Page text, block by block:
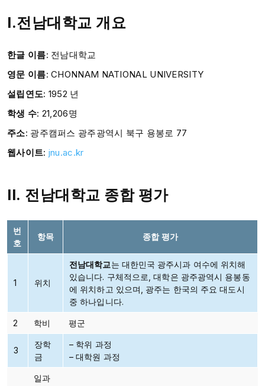
I.전남대학교 개요
한글 이름: 전남대학교
영문 이름:CHONNAM NATIONAL UNIVERSITY
설립연도: 1952 년
학생 수: 21,206명
주소: 광주캠퍼스 광주광역시 북구 용봉로 77
웹사이트: jnu.ac.kr
II. 전남대학교 종합 평가
번
호
항목 종합 평가
1 위치
전남대학교는 대한민국 광주시과 여수에 위치해
있습니다. 구체적으로, 대학은 광주광역시 용봉동
에 위치하고 있으며, 광주는 한국의 주요 대도시
중 하나입니다.
2 학비 평군
3
장학
금
– 학위 과정
– 대학원 과정
일과